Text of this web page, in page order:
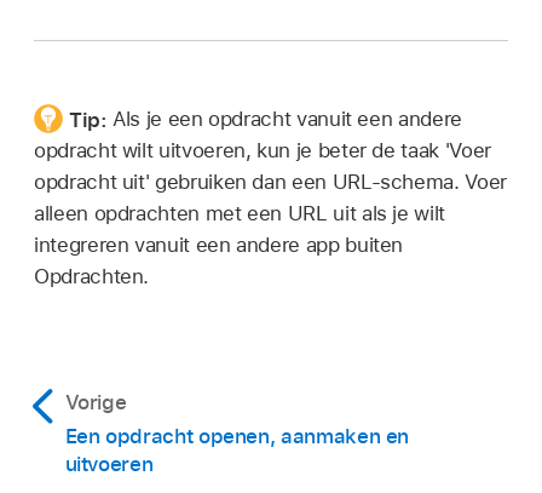
Tip:Als je een opdracht vanuit een andere
opdracht wilt uitvoeren, kun je beter de taak 'Voer
opdracht uit' gebruiken dan een URL-schema. Voer
alleen opdrachten met een URL uit als je wilt
integreren vanuit een andere app buiten
Opdrachten.
Vorige
Een opdracht openen, aanmaken en
uitvoeren